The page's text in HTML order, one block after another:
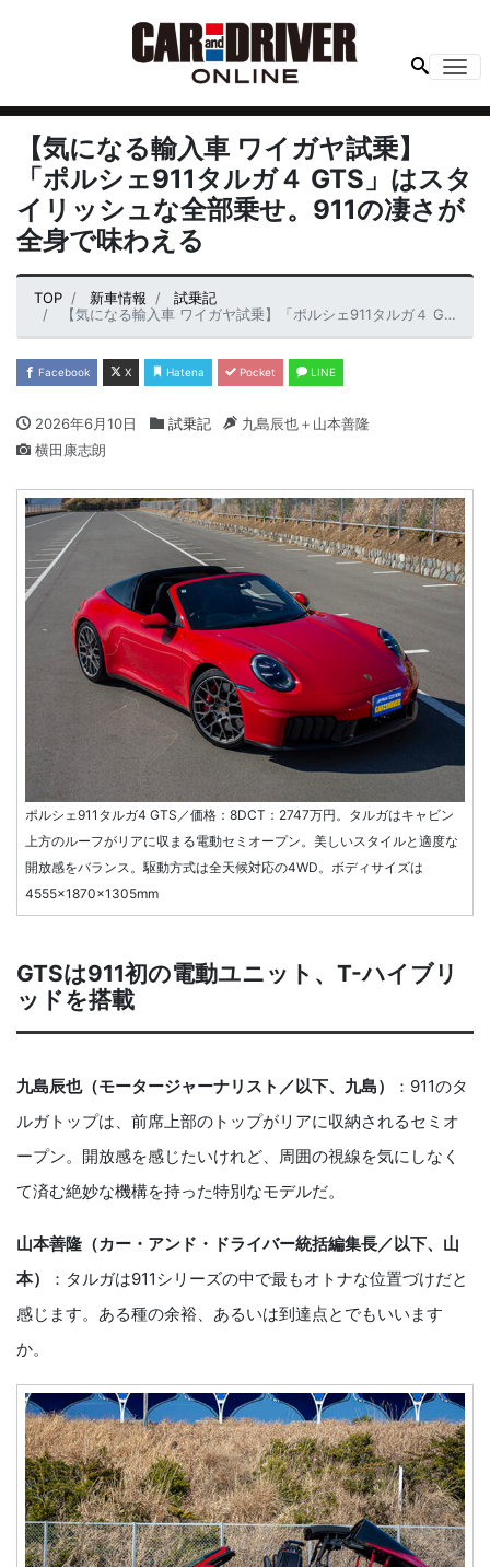
【気になる輸入車 ワイガヤ試乗】
「ポルシェ911タルガ４ GTS」はスタ
イリッシュな全部乗せ。911の凄さが
全身で味わえる
TOP 新車情報
試乗記
【気になる輸入車 ワイガヤ試乗】「ポルシェ911タルガ４ GTS」はスタイリッシュな全部乗せ。911の凄さが全身で味わえる
Facebook X Hatena Pocket LINE
2026年6月10日 試乗記
九島辰也＋山本善隆
横田康志朗
ポルシェ911タルガ4 GTS／価格：8DCT：2747万円。タルガはキャビン
上方のルーフがリアに収まる電動セミオープン。美しいスタイルと適度な
開放感をバランス。駆動方式は全天候対応の4WD。ボディサイズは
4555×1870×1305mm
GTSは911初の電動ユニット、T-ハイブリ
ッドを搭載
九島辰也（モータージャーナリスト／以下、九島）
：911のタ
ルガトップは、前席上部のトップがリアに収納されるセミオ
ープン。開放感を感じたいけれど、周囲の視線を気にしなく
て済む絶妙な機構を持った特別なモデルだ。
山本善隆（カー・アンド・ドライバー統括編集長／以下、山
本）
：タルガは911シリーズの中で最もオトナな位置づけだと
感じます。ある種の余裕、あるいは到達点とでもいいます
か。